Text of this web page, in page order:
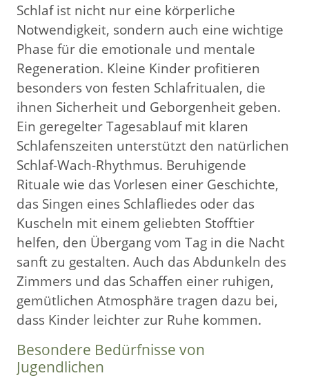
Schlaf ist nicht nur eine körperliche
Notwendigkeit, sondern auch eine wichtige
Phase für die emotionale und mentale
Regeneration. Kleine Kinder profitieren
besonders von festen Schlafritualen, die
ihnen Sicherheit und Geborgenheit geben.
Ein geregelter Tagesablauf mit klaren
Schlafenszeiten unterstützt den natürlichen
Schlaf-Wach-Rhythmus. Beruhigende
Rituale wie das Vorlesen einer Geschichte,
das Singen eines Schlafliedes oder das
Kuscheln mit einem geliebten Stofftier
helfen, den Übergang vom Tag in die Nacht
sanft zu gestalten. Auch das Abdunkeln des
Zimmers und das Schaffen einer ruhigen,
gemütlichen Atmosphäre tragen dazu bei,
dass Kinder leichter zur Ruhe kommen.
Besondere Bedürfnisse von
Jugendlichen